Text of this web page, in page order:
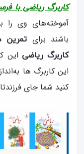
کاربرگ ریاضی با
آموخته‌های وی را
باشند برای تمرین
کاربرگ ریاضی این
این کاربرگ ها
کنید شما جای